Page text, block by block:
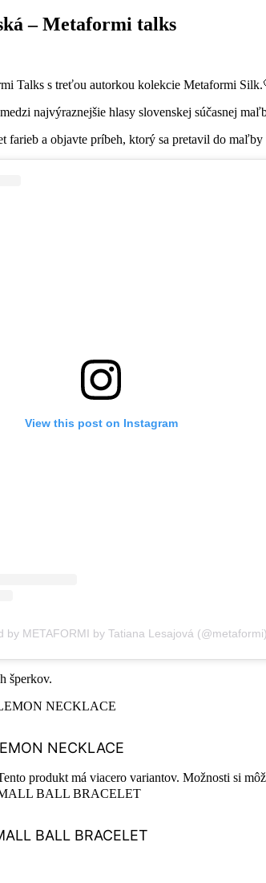
– Metaformi talks
Talks s treťou autorkou kolekcie Metaformi
najvýraznejšie hlasy slovenskej súčasnej
farieb a objavte príbeh, ktorý sa pretavil do
View this post on Instagram
by METAFORMI by Tatiana Lesajová (@metaformi)
šperkov.
NECKLACE
produkt má viacero variantov. Možnosti si
BALL BRACELET